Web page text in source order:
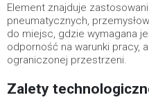
Element znajduje
pneumatycznych,
do miejsc, gdzie wymagana
odporność na warunki pracy,
ograniczonej przestrzeni.
Zalety